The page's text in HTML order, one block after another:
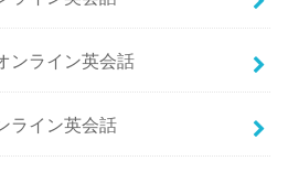
ンライン英会話
ライン英会話